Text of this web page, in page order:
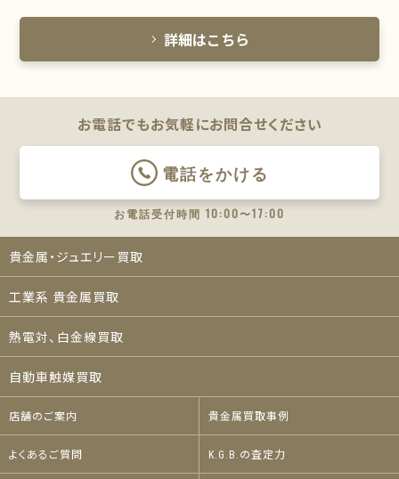
詳細はこちら
お電話でもお気軽にお問合せください
電話をかける
お電話受付時間 10:00〜17:00
貴金属・ジュエリー買取
工業系 貴金属買取
熱電対、白金線買取
自動車触媒買取
店舗のご案内 貴金属買取事例
よくあるご質問 K.G.B.の査定力